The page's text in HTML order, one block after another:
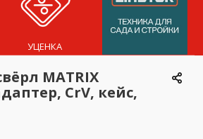
УЦЕНКА
MATRIX
CrV, кейс,